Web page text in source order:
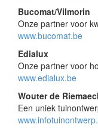
Bucomat/Vilmorin
Onze partner voor
www.bucomat.be
Edialux
Onze partner voor
www.edialux.be
Wouter de
Een uniek